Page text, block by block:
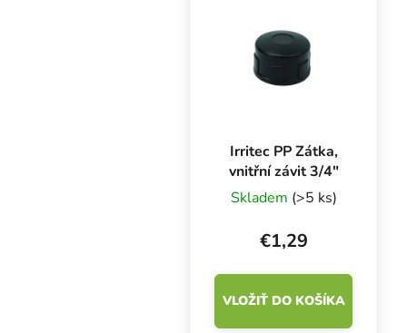
Irritec PP Zátka,
vnitřní závit 3/4″
Skladem (>5 ks)
€1,29
VLOŽIŤ DO KOŠÍKA